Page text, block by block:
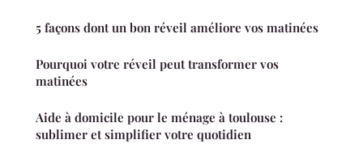
5 façons dont un bon réveil améliore vos matinées
Pourquoi votre réveil peut transformer vos
matinées
Aide à domicile pour le ménage à toulouse :
sublimer et simplifier votre quotidien